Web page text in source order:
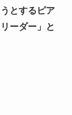
とするピア
ーダー」と